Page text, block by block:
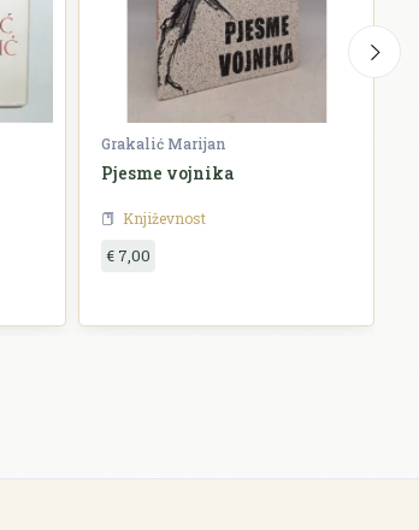
Grakalić Marijan
Pjesme vojnika
Književnost
€ 7,00